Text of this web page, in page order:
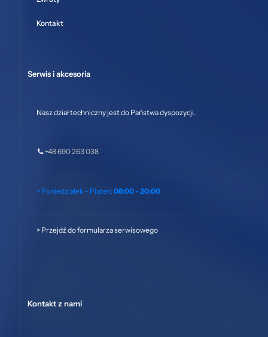
Kontakt
Serwis i akcesoria
Nasz dział techniczny jest do Państwa dyspozycji.
+48 690 263 038
> Poniedziałek – Piątek: 08:00 - 20:00
> Przejdź do formularza serwisowego
Kontakt z nami